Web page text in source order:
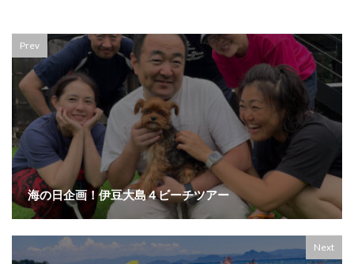
Prev
海の日企画！伊豆大島４ビーチツアー
Next